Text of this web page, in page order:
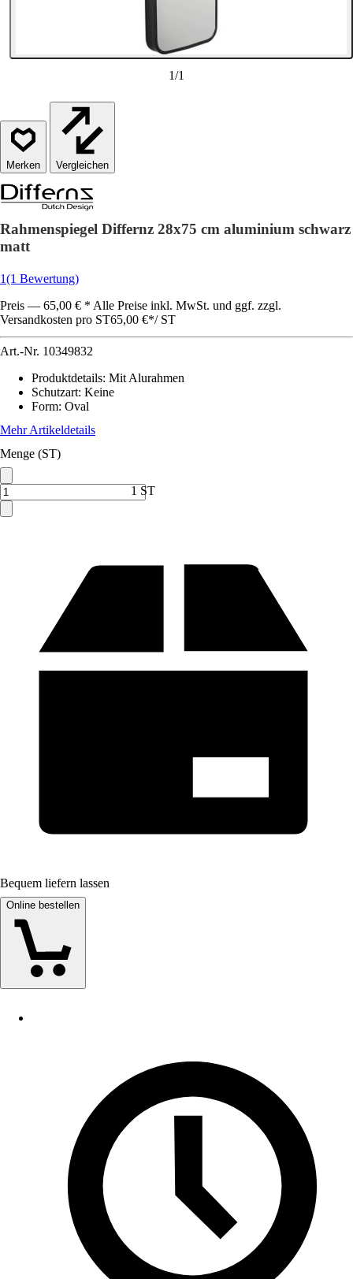
1/1
Vergleichen
Rahmenspiegel Differnz 28x75 cm aluminium schwarz
matt
1(1 Bewertung)
Preis — 65,00 € * Alle Preise inkl. MwSt. und ggf. zzgl.
Versandkosten pro ST65,00 €*/ ST
Art.-Nr. 10349832
Produktdetails: Mit Alurahmen
Schutzart: Keine
Form: Oval
Mehr Artikeldetails
Menge (ST)
1 ST
Bequem liefern lassen
Online bestellen